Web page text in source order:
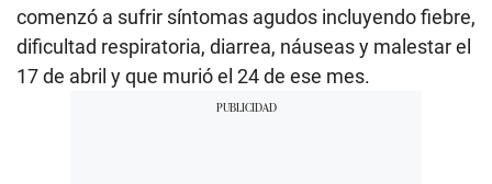
comenzó a sufrir síntomas agudos incluyendo fiebre,
dificultad respiratoria, diarrea, náuseas y malestar el
17 de abril y que murió el 24 de ese mes.